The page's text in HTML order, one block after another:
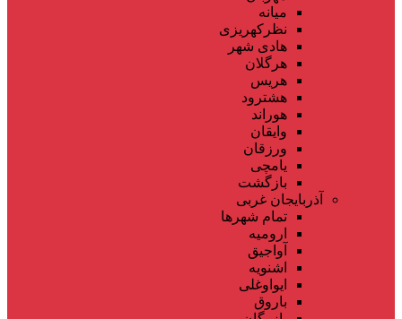
میانه
نظرکهریزی
هادی شهر
هرگلان
هریس
هشترود
هوراند
وایقان
ورزقان
یامچی
بازگشت
آذربایجان غربی
تمام شهر‌ها
ارومیه
آواجیق
اشنویه
ایواوغلی
باروق